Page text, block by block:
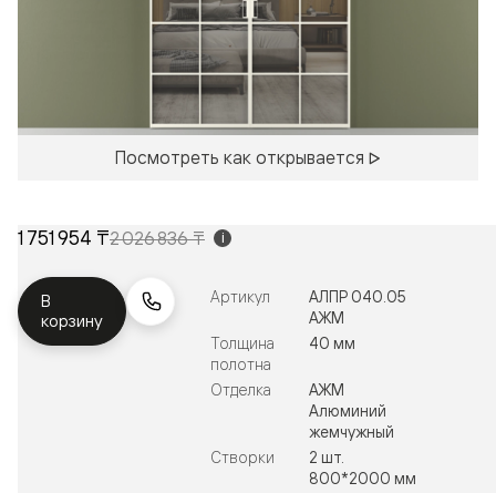
Посмотреть как открывается
1 751 954 ₸2 026 836 ₸ i
В
корзину
Артикул
АЛПР 040.05
АЖМ
Толщина
полотна
40 мм
Отделка
АЖМ
Алюминий
жемчужный
Створки
2 шт.
800*2000 мм